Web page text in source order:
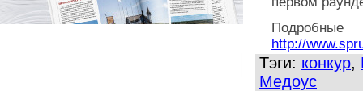
http://
Тэги: конкур,
Медоус